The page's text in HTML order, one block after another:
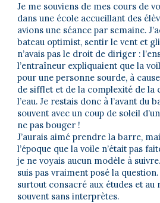
Je me souviens de mes cours de
dans une école accueillant des
avions une séance par semaine.
bateau optimist, sentir le vent et
n’avais pas le droit de diriger :
l’entraîneur expliquaient que la
pour une personne sourde, à
de sifflet et de la complexité de la
l’eau. Je restais donc à l’avant du
souvent avec un coup de soleil
ne pas bouger !
J’aurais aimé prendre la barre,
l’époque que la voile n’était pas
je ne voyais aucun modèle à
suis pas vraiment posé la
surtout consacré aux études et au
souvent sans interprètes.